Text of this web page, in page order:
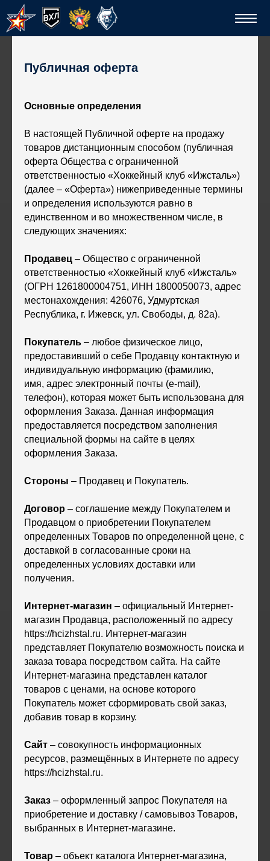
Публичная оферта
Основные определения
В настоящей Публичной оферте на продажу
товаров дистанционным способом (публичная
оферта Общества с ограниченной
ответственностью «Хоккейный клуб «Ижсталь»)
(далее – «Оферта») нижеприведенные термины
и определения используются равно в
единственном и во множественном числе, в
следующих значениях:
Продавец – Общество с ограниченной
ответственностью «Хоккейный клуб «Ижсталь»
(ОГРН 1261800004751, ИНН 1800050073, адрес
местонахождения: 426076, Удмуртская
Республика, г. Ижевск, ул. Свободы, д. 82а).
Покупатель – любое физическое лицо,
предоставивший о себе Продавцу контактную и
индивидуальную информацию (фамилию,
имя, адрес электронный почты (e-mail),
телефон), которая может быть использована для
оформления Заказа. Данная информация
предоставляется посредством заполнения
специальной формы на сайте в целях
оформления Заказа.
Стороны – Продавец и Покупатель.
Договор – соглашение между Покупателем и
Продавцом о приобретении Покупателем
определенных Товаров по определенной цене, с
доставкой в согласованные сроки на
определенных условиях доставки или
получения.
Интернет-магазин – официальный Интернет-
магазин Продавца, расположенный по адресу
https://hcizhstal.ru. Интернет-магазин
представляет Покупателю возможность поиска и
заказа товара посредством сайта. На сайте
Интернет-магазина представлен каталог
товаров с ценами, на основе которого
Покупатель может сформировать свой заказ,
добавив товар в корзину.
Сайт – совокупность информационных
ресурсов, размещённых в Интернете по адресу
https://hcizhstal.ru.
Заказ – оформленный запрос Покупателя на
приобретение и доставку / самовывоз Товаров,
выбранных в Интернет-магазине.
Товар – объект каталога Интернет-магазина,